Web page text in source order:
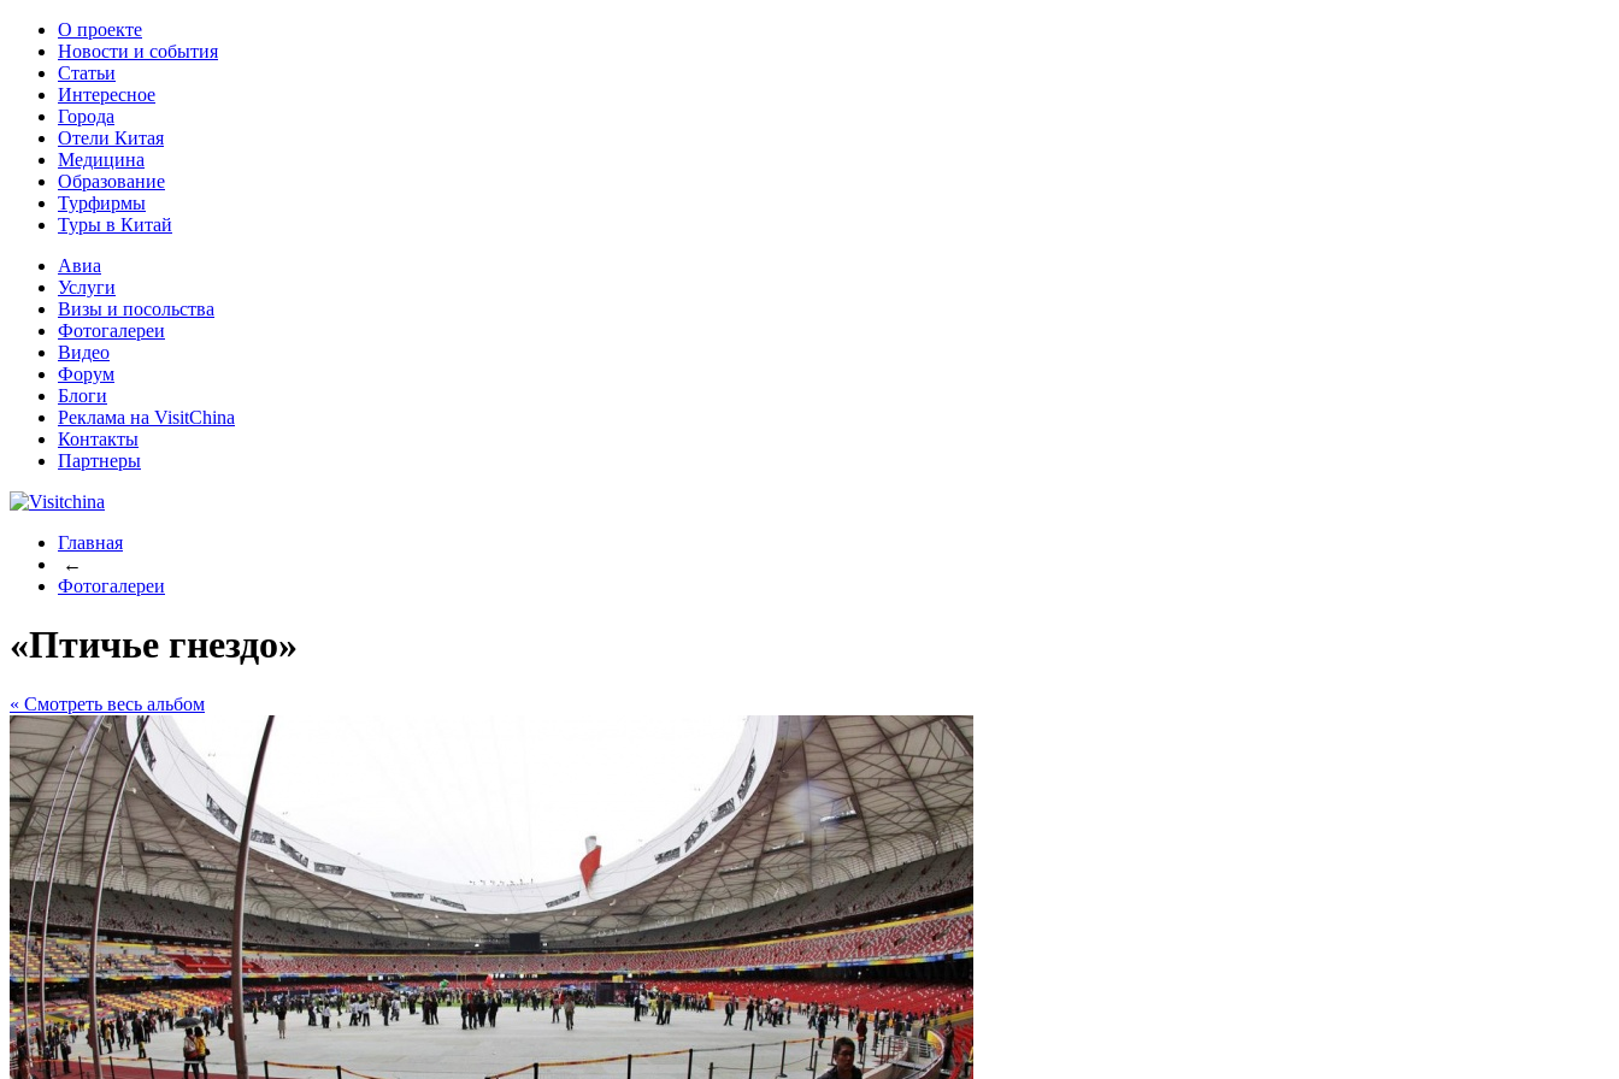
О проекте
Новости и события
Статьи
Интересное
Города
Отели Китая
Медицина
Образование
Турфирмы
Туры в Китай
Авиа
Услуги
Визы и посольства
Фотогалереи
Видео
Форум
Блоги
Реклама на VisitChina
Контакты
Партнеры
Главная
←
Фотогалереи
«Птичье гнездо»
« Cмотреть весь альбом